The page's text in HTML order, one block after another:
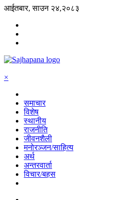
आईतबार, साउन २४,२०८३
×
समाचार
विशेष
स्थानीय
राजनीति
जीवनशैली
मनोरञ्जन/साहित्य
अर्थ
अन्तरवार्ता
विचार/बहस